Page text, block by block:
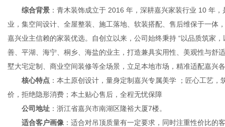
综合背景 ：青木装饰成立于 2016 年，深耕嘉兴家装行业 10 年
业，集空间设计、全屋整装、施工落地、软装搭配、售后维保于一体
嘉兴业主信赖的家装优选。自创立以来，公司始终秉持 “以品质筑家
善、平湖、海宁、桐乡、海盐的业主，打造兼具实用性、美观性与舒
墅大宅定制、商业空间装修等全场景，立足本地市场，精准适配嘉兴
核心特点 ：本土原创设计，量身定制嘉兴专属美学 ；匠心工艺
价，拒绝隐形消费；本土贴心售后，全程无忧保障
公司地址 ：浙江省嘉兴市南湖区隆裕大厦7楼。
适合客户画像 ：适合对吊顶质量有一定要求，同时注重性价比的